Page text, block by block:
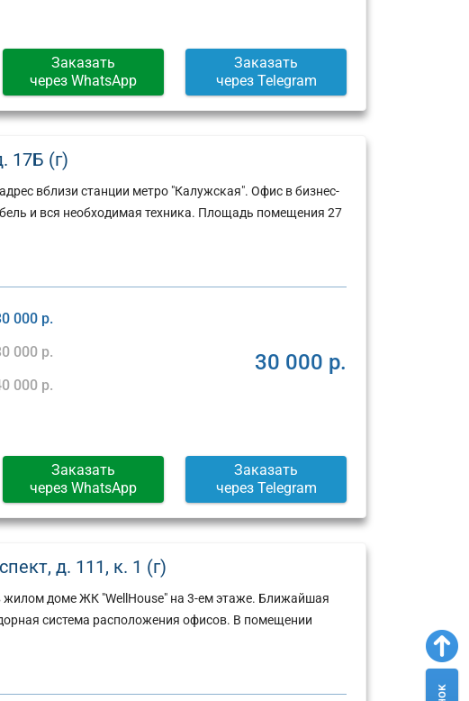
Москва,
Пресненская
Заказать
через WhatsApp
Заказать
через Telegram
17Б (г)
вблизи станции метро "Калужская". Офис в бизнес-
и вся необходимая техника. Площадь помещения 27
000 р.
000 р.
000 р.
30 000 р.
Заказать
через WhatsApp
Заказать
через Telegram
д. 111, к. 1 (г)
доме ЖК "WellHouse" на 3-ем этаже. Ближайшая
система расположения офисов. В помещении